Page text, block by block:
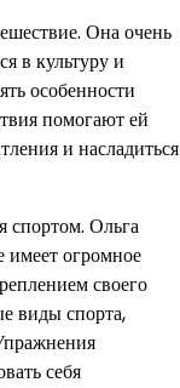
Она очень
в культуру и
особенности
помогают ей
и насладиться
спортом. Ольга
имеет огромное
своего
виды спорта,
себя